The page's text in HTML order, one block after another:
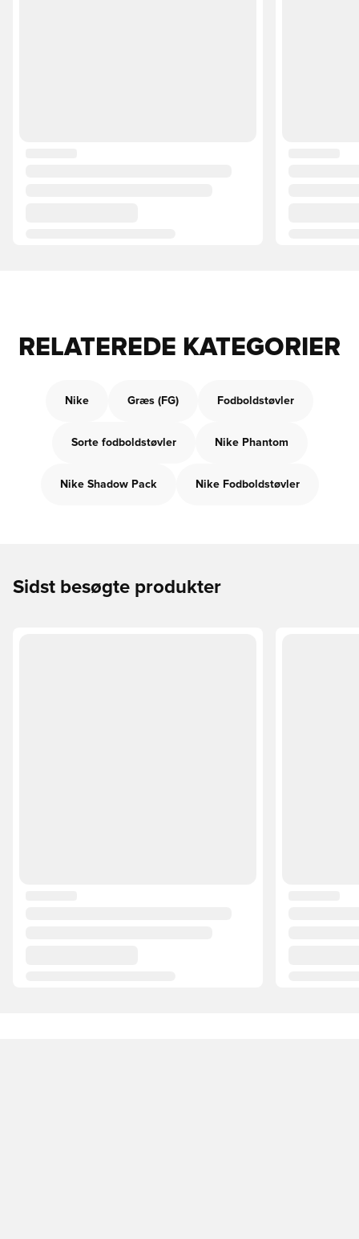
RELATEREDE KATEGORIER
Nike Græs (FG) Fodboldstøvler
Sorte fodboldstøvler Nike Phantom
Nike Shadow Pack Nike Fodboldstøvler
Sidst besøgte produkter